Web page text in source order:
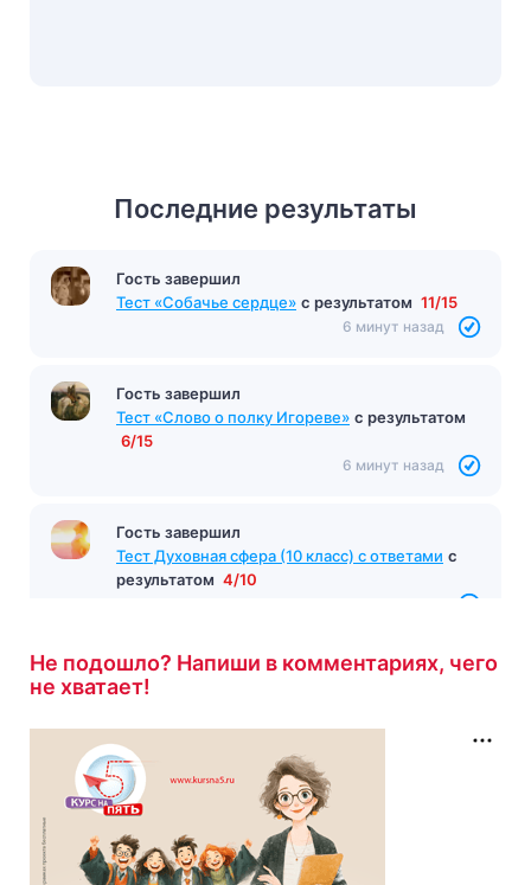
Последние результаты
Гость завершил
Тест «Собачье сердце» с результатом 11/15
6 минут назад
Гость завершил
Тест «Слово о полку Игореве» с результатом
6/15
6 минут назад
Гость завершил
Тест Духовная сфера (10 класс) с ответами с
результатом 4/10
Не подошло? Напиши в комментариях, чего
не хватает!